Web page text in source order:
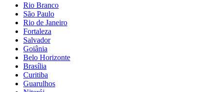
Rio Branco
São Paulo
Rio de Janeiro
Fortaleza
Salvador
Goiânia
Belo Horizonte
Brasília
Curitiba
Guarulhos